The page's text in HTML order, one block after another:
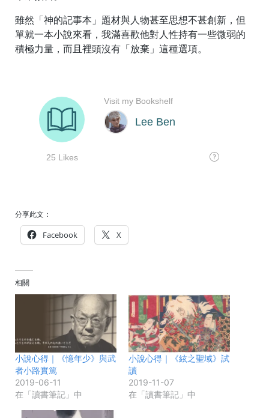
雖然「神的記事本」題材與人物甚至思想不甚創新，但
單就一本小說來看，我滿喜歡他對人性持有一些微弱的
積極力量，而且裡頭沒有「放棄」這種選項。
分享此文：
Facebook X
相關
小說心得｜《憶年少》與武
者小路實篤
2019-06-11
在「讀書筆記」中
小說心得｜《絃之聖域》試
讀
2019-11-07
在「讀書筆記」中